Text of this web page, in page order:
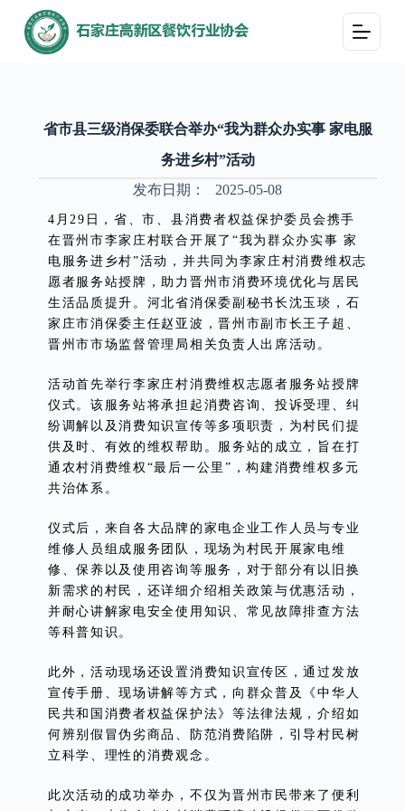
跳
过
省市县三级消保委联合举办“我为群众办实事 家电服
务进乡村”活动
发布日期：
2025-05-08
4月29日，省、市、县消费者权益保护委员会携手
在晋州市李家庄村联合开展了“我为群众办实事 家
电服务进乡村”活动，并共同为李家庄村消费维权志
愿者服务站授牌，助力晋州市消费环境优化与居民
生活品质提升。河北省消保委副秘书长沈玉琰，石
家庄市消保委主任赵亚波，晋州市副市长王子超、
晋州市市场监督管理局相关负责人出席活动。
活动首先举行李家庄村消费维权志愿者服务站授牌
仪式。该服务站将承担起消费咨询、投诉受理、纠
纷调解以及消费知识宣传等多项职责，为村民们提
供及时、有效的维权帮助。服务站的成立，旨在打
通农村消费维权“最后一公里”，构建消费维权多元
共治体系。
仪式后，来自各大品牌的家电企业工作人员与专业
维修人员组成服务团队，现场为村民开展家电维
修、保养以及使用咨询等服务，对于部分有以旧换
新需求的村民，还详细介绍相关政策与优惠活动，
并耐心讲解家电安全使用知识、常见故障排查方法
等科普知识。
此外，活动现场还设置消费知识宣传区，通过发放
宣传手册、现场讲解等方式，向群众普及《中华人
民共和国消费者权益保护法》等法律法规，介绍如
何辨别假冒伪劣商品、防范消费陷阱，引导村民树
立科学、理性的消费观念。
此次活动的成功举办，不仅为晋州市民带来了便利